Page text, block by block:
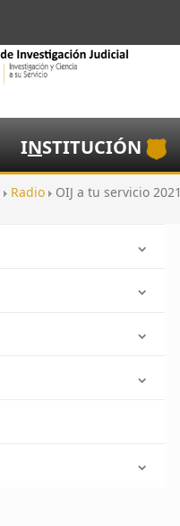
INSTITUCIÓN
Radio OIJ a tu servicio 2021